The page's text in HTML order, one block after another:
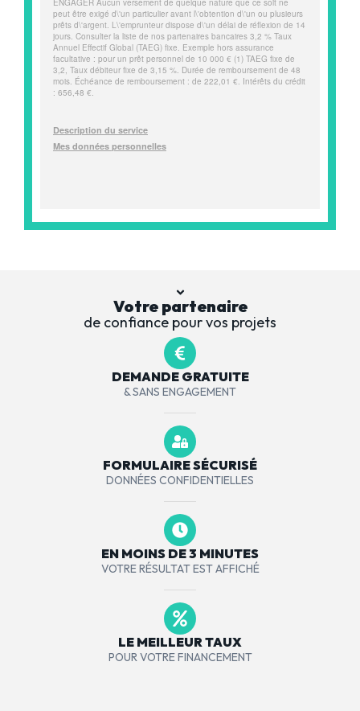
Votre partenaire
de confiance pour vos projets
DEMANDE GRATUITE
& SANS ENGAGEMENT
FORMULAIRE SÉCURISÉ
DONNÉES CONFIDENTIELLES
EN MOINS DE 3 MINUTES
VOTRE RÉSULTAT EST AFFICHÉ
LE MEILLEUR TAUX
POUR VOTRE FINANCEMENT